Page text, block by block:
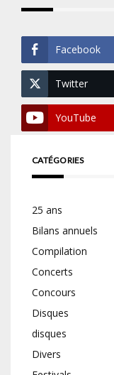
Facebook
Twitter
YouTube
CATÉGORIES
25 ans
Bilans annuels
Compilation
Concerts
Concours
Disques
disques
Divers